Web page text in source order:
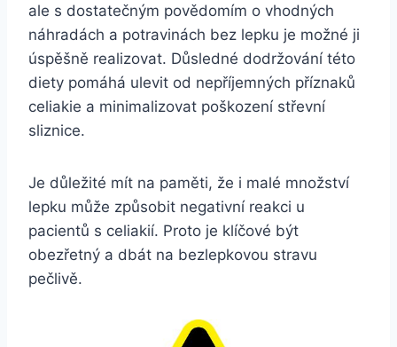
ale s dostatečným povědomím o vhodných
náhradách a potravinách bez lepku je možné ji
úspěšně realizovat. Důsledné dodržování této
diety pomáhá ulevit od nepříjemných příznaků
celiakie a minimalizovat poškození střevní
sliznice.
Je důležité mít na paměti, že i malé množství
lepku může způsobit negativní reakci u
pacientů s celiakií. Proto je klíčové být
obezřetný a dbát na bezlepkovou stravu
pečlivě.